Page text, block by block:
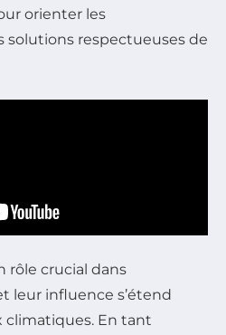
orienter les
solutions respectueuses de
rôle crucial dans
leur influence s’étend
En tant